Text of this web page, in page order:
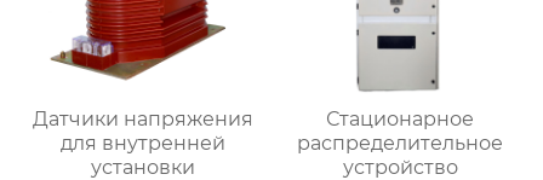
Датчики напряжения
для внутренней
установки
Стационарное
распределительное
устройство